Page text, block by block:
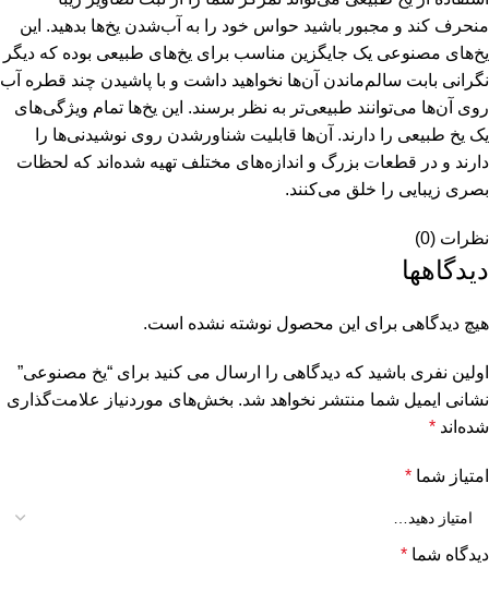
منحرف کند و مجبور باشید حواس خود را به آب‌شدن یخ‌ها بدهید. این
یخ‌های مصنوعی یک جایگزین مناسب برای یخ‌های طبیعی بوده که دیگر
نگرانی بابت سالم‌ماندن آن‌ها نخواهید داشت و با پاشیدن چند قطره آب
روی آن‌ها می‌توانند طبیعی‌تر به نظر برسند. این یخ‌ها تمام ویژگی‌های
یک یخ طبیعی را دارند. آن‌ها قابلیت شناورشدن روی نوشیدنی‌ها را
دارند و در قطعات بزرگ و اندازه‌های مختلف تهیه شده‌اند که لحظات
بصری زیبایی را خلق می‌کنند.
نظرات (0)
دیدگاهها
هیچ دیدگاهی برای این محصول نوشته نشده است.
اولین نفری باشید که دیدگاهی را ارسال می کنید برای “یخ مصنوعی”
نشانی ایمیل شما منتشر نخواهد شد. بخش‌های موردنیاز علامت‌گذاری
شده‌اند *
امتیاز شما *
دیدگاه شما *